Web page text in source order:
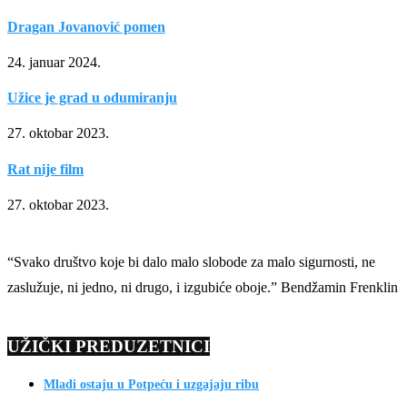
Dragan Jovanović pomen
24. januar 2024.
Užice je grad u odumiranju
27. oktobar 2023.
Rat nije film
27. oktobar 2023.
“Svako društvo koje bi dalo malo slobode za malo sigurnosti, ne
zaslužuje, ni jedno, ni drugo, i izgubiće oboje.” Bendžamin Frenklin
UŽIČKI PREDUZETNICI
Mladi ostaju u Potpeću i uzgajaju ribu